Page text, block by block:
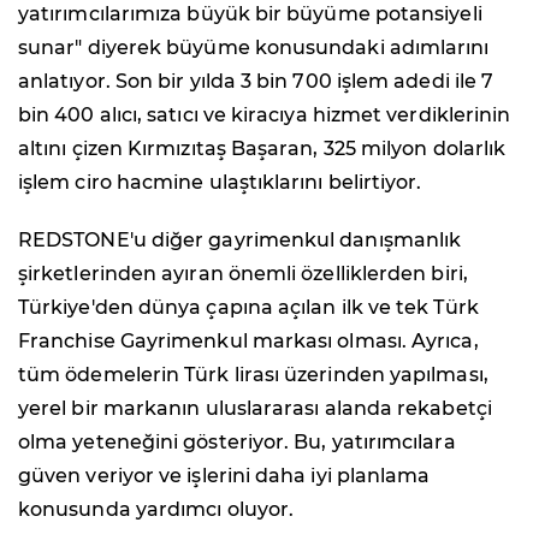
yatırımcılarımıza büyük bir büyüme potansiyeli
sunar" diyerek büyüme konusundaki adımlarını
anlatıyor. Son bir yılda 3 bin 700 işlem adedi ile 7
bin 400 alıcı, satıcı ve kiracıya hizmet verdiklerinin
altını çizen Kırmızıtaş Başaran, 325 milyon dolarlık
işlem ciro hacmine ulaştıklarını belirtiyor.
REDSTONE'u diğer gayrimenkul danışmanlık
şirketlerinden ayıran önemli özelliklerden biri,
Türkiye'den dünya çapına açılan ilk ve tek Türk
Franchise Gayrimenkul markası olması. Ayrıca,
tüm ödemelerin Türk lirası üzerinden yapılması,
yerel bir markanın uluslararası alanda rekabetçi
olma yeteneğini gösteriyor. Bu, yatırımcılara
güven veriyor ve işlerini daha iyi planlama
konusunda yardımcı oluyor.